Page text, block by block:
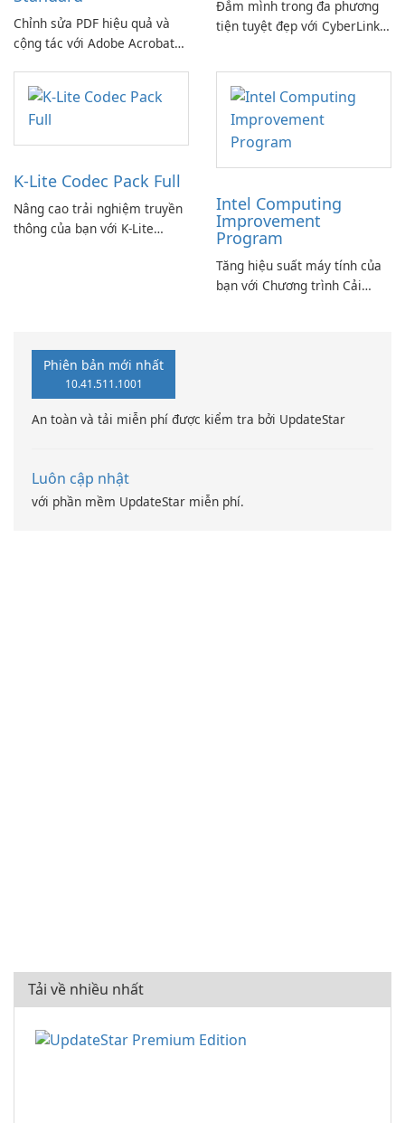
Chỉnh sửa PDF hiệu quả và
cộng tác với Adobe Acrobat
Đắm mình trong đa phương
tiện tuyệt đẹp với CyberLink
K-Lite Codec Pack Full
Nâng cao trải nghiệm truyền
thông của bạn với K-Lite
Intel Computing
Improvement
Program
Tăng hiệu suất máy tính của
bạn với Chương trình Cải
Phiên bản mới nhất
10.41.511.1001
An toàn và tải miễn phí được kiểm tra bởi UpdateStar
Luôn cập nhật
với phần mềm UpdateStar miễn phí.
Tải về nhiều nhất